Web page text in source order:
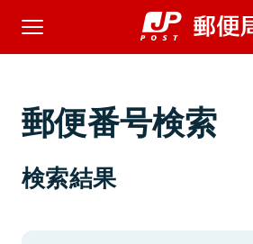
郵便番号検索
検索結果